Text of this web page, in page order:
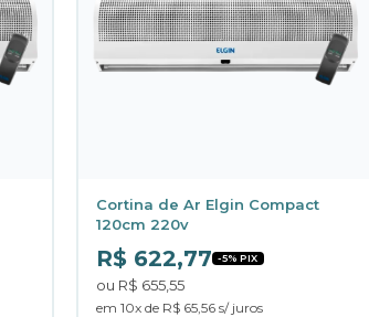
Cortina de Ar Elgin Compact
120cm 220v
R$ 622,77 -5% PIX
ou R$ 655,55
em 10x de R$ 65,56 s/ juros